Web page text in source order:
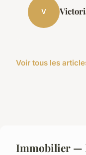
V
Voir tous les
Immobilier —